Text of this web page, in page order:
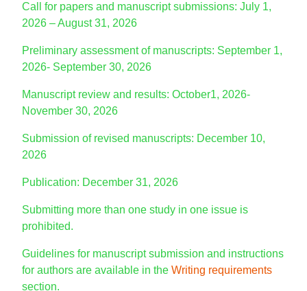
Call for papers and manuscript submissions: July 1,
2026 – August 31, 2026
Preliminary assessment of manuscripts: September 1,
2026- September 30, 2026
Manuscript review and results: October1, 2026-
November 30, 2026
Submission of revised manuscripts: December 10,
2026
Publication: December 31, 2026
Submitting more than one study in one issue is
prohibited.
Guidelines for manuscript submission and instructions
for authors are available in the Writing requirements
section.